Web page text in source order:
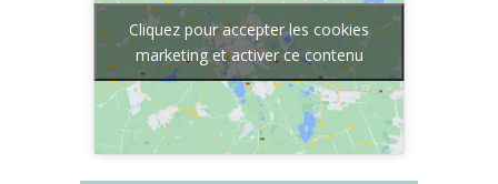
Cliquez pour accepter les cookies
marketing et activer ce contenu